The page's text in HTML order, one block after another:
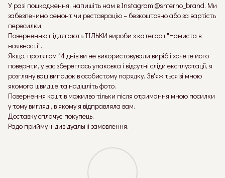
У разі пошкодження, напишіть нам в Instagram @shterno_brand. Ми
забезпечимо ремонт чи реставрацію – безкоштовно або за вартість
пересилки.
Поверненню підлягають ТІЛЬКИ вироби з категорії "Намиста в
наявності".
Якщо, протягом 14 днів ви не використовували виріб і хочете його
повернти, у вас збереглась упаковка і відсутні сліди експлуатації, я
розгляну ваш випадок в особистому порядку. Зв'яжіться зі мною
якомога швидше та надішліть фото.
Повернення коштів можилво тільки після отримання мною посилки
у тому вигляді, в якому я відправляла вам.
Доставку сплачує покупець.
Радо прийму індивідуальні замовлення.